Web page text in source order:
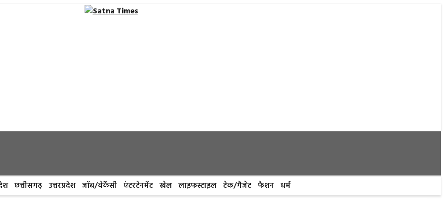
छत्तीसगढ़ उत्तरप्रदेश जॉब/वेकैंसी एंटरटेनमेंट खेल लाइफस्टाइल टेक/गैजेट फैशन धर्म